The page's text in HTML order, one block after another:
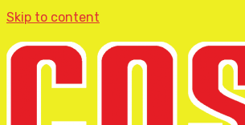
Skip to content